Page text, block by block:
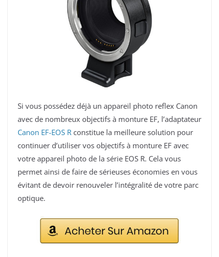
Si vous possédez déjà un appareil photo reflex Canon
avec de nombreux objectifs à monture EF, l’adaptateur
Canon EF-EOS R constitue la meilleure solution pour
continuer d’utiliser vos objectifs à monture EF avec
votre appareil photo de la série EOS R. Cela vous
permet ainsi de faire de sérieuses économies en vous
évitant de devoir renouveler l’intégralité de votre parc
optique.